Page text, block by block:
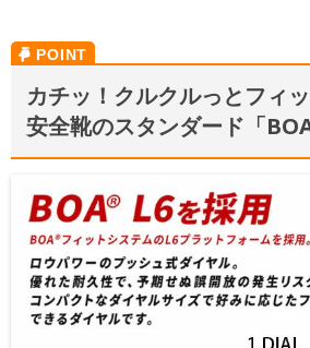
カチッ！クルクルっとフィ
安全靴のスタンダード「